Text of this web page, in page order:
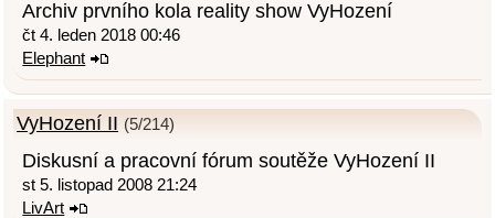
Archiv prvního kola reality show VyHození
čt 4. leden 2018 00:46
Elephant
VyHození II (5/214)
Diskusní a pracovní fórum soutěže VyHození II
st 5. listopad 2008 21:24
LivArt